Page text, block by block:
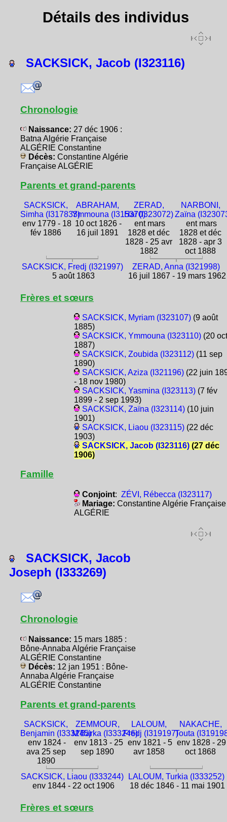
Détails des individus
SACKSICK, Jacob (I323116)
Chronologie
Naissance: 27 déc 1906 :
Batna Algérie Française
ALGÉRIE Constantine
Décès: Constantine Algérie
Française ALGÉRIE
Parents et grand-parents
SACKSICK,
Simha (I317833)
env 1779 - 18
fév 1886
ABRAHAM,
Ymmouna (I315370)
10 oct 1826 -
16 juil 1891
ZERAD,
Haï (I323072)
ent mars
1828 et déc
1828 - 25 avr
1882
NARBONI,
Zaïna
ent mars
1828 et déc
1828 - apr 3
oct 1888
SACKSICK, Fredj (I321997)
5 août 1863
ZERAD, Anna (I321998)
16 juil 1867 - 19 mars 1962
Frères et sœurs
SACKSICK, Myriam (I323107)(9 août
1885)
SACKSICK, Ymmouna (I323110)(20 oct
1887)
SACKSICK, Zoubida (I323112)(11 sep
1890)
SACKSICK, Aziza (I321196)(22 juin
- 18 nov 1980)
SACKSICK, Yasmina (I323113)(7 fév
1899 - 2 sep 1993)
SACKSICK, Zaïna (I323114)(10 juin
1901)
SACKSICK, Liaou (I323115)(22 déc
1903)
SACKSICK, Jacob (I323116)(27 déc
1906)
Famille
Conjoint: ZÉVI, Rébecca (I323117)
Mariage: Constantine Algérie Française
ALGÉRIE
SACKSICK, Jacob
Joseph (I333269)
Chronologie
Naissance: 15 mars 1885 :
Bône-Annaba Algérie Française
ALGÉRIE Constantine
Décès: 12 jan 1951 : Bône-
Annaba Algérie Française
ALGÉRIE Constantine
Parents et grand-parents
SACKSICK,
Benjamin (I333245)
env 1824 -
ava 25 sep
1890
ZEMMOUR,
M'Barka (I333246)
env 1813 - 25
sep 1890
LALOUM,
Fredj (I319197)
env 1821 - 5
avr 1858
NAKACHE,
Touta
env 1828 - 29
oct 1868
SACKSICK, Liaou (I333244)
env 1844 - 22 oct 1906
LALOUM, Turkia (I333252)
18 déc 1846 - 11 mai 1901
Frères et sœurs